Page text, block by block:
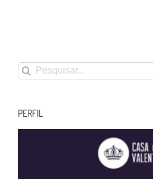
Buscar
resultados
PERFIL